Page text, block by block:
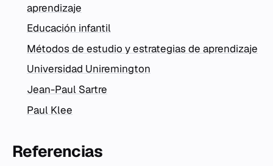
aprendizaje
Educación infantil
Métodos de estudio y estrategias de aprendizaje
Universidad Uniremington
Jean-Paul Sartre
Paul Klee
Referencias